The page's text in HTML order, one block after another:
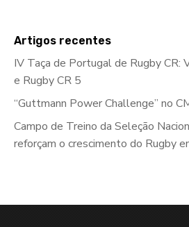
Artigos recentes
IV Taça de Portugal de Rugby CR:
e Rugby CR 5
“Guttmann Power Challenge” no
Campo de Treino da Seleção
reforçam o crescimento do Rugby